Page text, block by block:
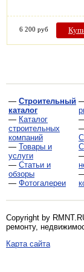
6 200 руб
— Строительный
каталог
— Каталог
строительных
компаний
— Товары и
услуги
— Статьи и
обзоры
— Фотогалереи
Copyright by
ремонту,
Карта сайта